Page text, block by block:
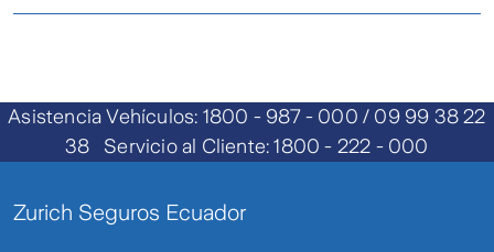
póliza consulte aquí.
ELECTRÓNICO
Para saber más sobre los
póliza consulte aquí.
Asistencia Vehículos: 1800 - 987 - 000 / 09 99 38 22
38 Servicio al Cliente: 1800 - 222 - 000
Zurich Seguros Ecuador